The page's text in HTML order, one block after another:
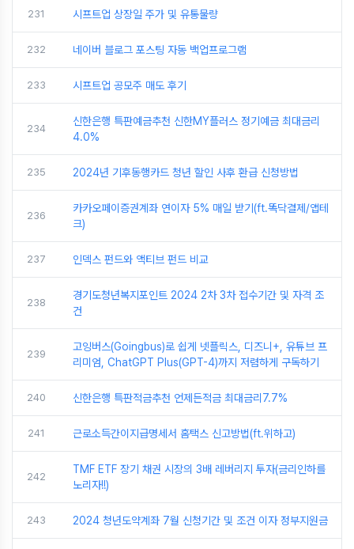
231 시프트업 상장일 주가 및 유통물량
232 네이버 블로그 포스팅 자동 백업프로그램
233 시프트업 공모주 매도 후기
234
신한은행 특판예금추천 신한MY플러스 정기예금 최대금리
4.0%
235 2024년 기후동행카드 청년 할인 사후 환급 신청방법
236
카카오페이증권계좌 연이자 5% 매일 받기(ft.똑닥결제/앱테
크)
237 인덱스 펀드와 액티브 펀드 비교
238
경기도청년복지포인트 2024 2차 3차 접수기간 및 자격 조
건
239
고잉버스(Goingbus)로 쉽게 넷플릭스, 디즈니+, 유튜브 프
리미엄, ChatGPT Plus(GPT-4)까지 저렴하게 구독하기
240 신한은행 특판적금추천 언제든적금 최대금리7.7%
241 근로소득간이지급명세서 홈택스 신고방법(ft.위하고)
242
TMF ETF 장기 채권 시장의 3배 레버리지 투자(금리인하를
노리자!!)
243 2024 청년도약계좌 7월 신청기간 및 조건 이자 정부지원금